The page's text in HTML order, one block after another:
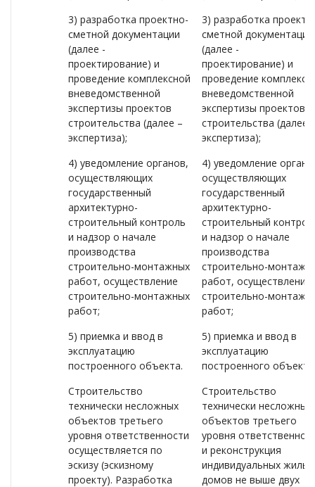
3) разработка проектно-
сметной документации
(далее -
проектирование) и
проведение комплексной
вневедомственной
экспертизы проектов
строительства (далее –
экспертиза);
4) уведомление органов,
осуществляющих
государственный
архитектурно-
строительный контроль
и надзор о начале
производства
строительно-монтажных
работ, осуществление
строительно-монтажных
работ;
5) приемка и ввод в
эксплуатацию
построенного объекта.
Строительство
технически несложных
объектов третьего
уровня ответственности
осуществляется по
эскизу (эскизному
проекту). Разработка
3) разработка
сметной документации
(далее -
проектирование) и
проведение
вневедомственной
экспертизы проектов
строительства (далее -
экспертиза);
4) уведомление
осуществляющих
государственный
архитектурно-
строительный
и надзор о начале
производства
строительно-
работ, осуществление
строительно-
работ;
5) приемка и ввод в
эксплуатацию
построенного
Строительство
технически несложных
объектов третьего
уровня
и реконструкция
индивидуальных жилых
домов не выше двух